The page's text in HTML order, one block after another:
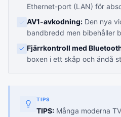
Ethernet-port (LAN) för
AV1-avkodning: Den nya
bandbredd men bibehåller
Fjärrkontroll med
boxen i ett skåp och ändå
TIPS
TIPS: Många moderna